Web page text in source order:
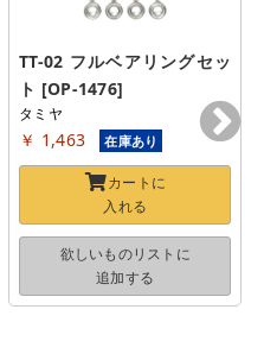
TT-02 フルベアリングセッ
ト [OP-1476]
タミヤ
￥ 1,463 在庫あり
カートに
入れる
欲しいものリストに
追加する